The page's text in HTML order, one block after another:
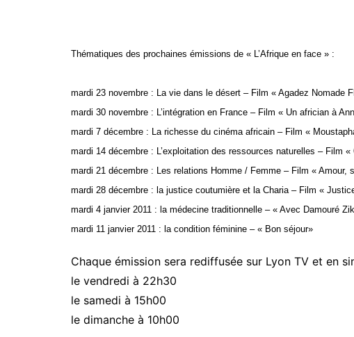
Thématiques des prochaines émissions de « L’Afrique en face » :
mardi 23 novembre : La vie dans le désert – Film « Agadez Nomade
mardi 30 novembre : L’intégration en France – Film « Un africian à
mardi 7 décembre : La richesse du cinéma africain – Film «
mardi 14 décembre : L’exploitation des ressources naturelles – Film
mardi 21 décembre : Les relations Homme / Femme – Film « Amour,
mardi 28 décembre : la justice coutumière et la Charia – Film «
mardi 4 janvier 2011 : la médecine traditionnelle – « Avec Damouré
mardi 11 janvier 2011 : la condition féminine – « Bon séjour»
Chaque émission sera rediffusée sur Lyon TV et en
le vendredi à 22h30
le samedi à 15h00
le dimanche à 10h00